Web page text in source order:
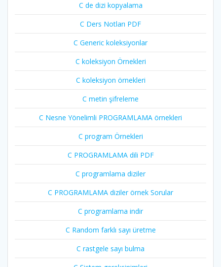
C de dizi kopyalama
C Ders Notları PDF
C Generic koleksiyonlar
C koleksiyon Örnekleri
C koleksiyon örnekleri
C metin şifreleme
C Nesne Yönelimli PROGRAMLAMA örnekleri
C program Örnekleri
C PROGRAMLAMA dili PDF
C programlama diziler
C PROGRAMLAMA diziler örnek Sorular
C programlama indir
C Random farklı sayı üretme
C rastgele sayı bulma